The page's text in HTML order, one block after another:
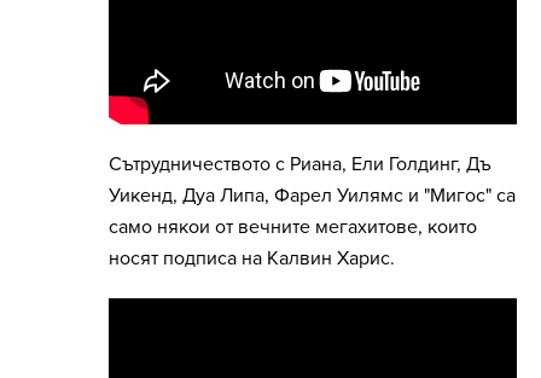
Сътрудничеството с Риана, Ели Голдинг, Дъ
Уикенд, Дуа Липа, Фарел Уилямс и "Мигос" са
само някои от вечните мегахитове, които
носят подписа на Калвин Харис.